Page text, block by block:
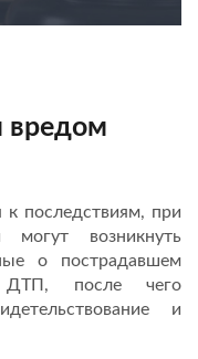
вредом
последствиям, при
возникнуть
о пострадавшем
ДТП, после чего
и